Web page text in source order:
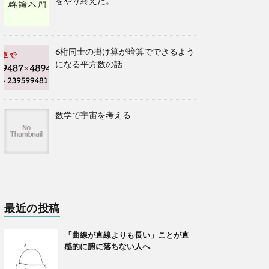
6桁同士の掛け算が暗算でできるよう
になる平方数の話
数学で宇宙を考える
最近の投稿
「曲線が直線よりも長い」ことが直
感的に腑に落ちない人へ